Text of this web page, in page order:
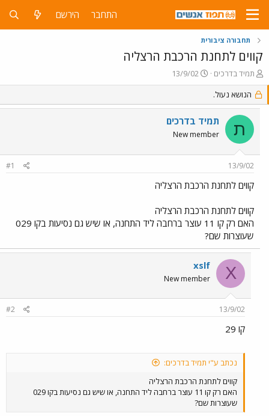
התחבר הירשם
תחבורה ציבורית
קווים לתחנת הרכבת הרצליה
פ
ו
ת
ח
נ
תמיד בדרכים
פ
ו
ס
ם
ת
ך
13/9/02
הנושא נעול.
ת תמיד בדרכים
New member
13/9/02
#1
קווים לתחנת הרכבת הרצליה
קווים לתחנת הרכבת הרצליה
האם רק קו 11 עוצר ברחבה ליד התחנה, או שיש גם נסיעות בקו 029
שעוצרות שם?
X
xslf
New member
13/9/02
#2
קו 29
נכתב ע"י תמיד בדרכים:
קווים לתחנת הרכבת הרצליה
האם רק קו 11 עוצר ברחבה ליד התחנה, או שיש גם נסיעות בקו 029
שעוצרות שם?